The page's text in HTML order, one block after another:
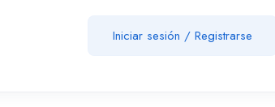
Iniciar sesión / Registrarse